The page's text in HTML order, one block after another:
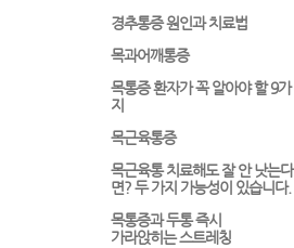
경추통증 원인과 치료법
목과어깨통증
목통증 환자가 꼭 알아야 할 9가
지
목근육통증
목근육통 치료해도 잘 안 낫는다
면? 두 가지 가능성이 있습니다.
목통증과 두통 즉시
가라앉히는 스트레칭